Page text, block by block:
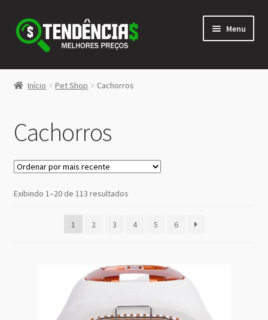
Pular
para
navegação
Pular
para
conteúdo
Menu
LOJA
Início Pet Shop Cachorros
Cachorros
Exibindo 1–20 de 113 resultadosClassificado
1 2 3 4 5 6